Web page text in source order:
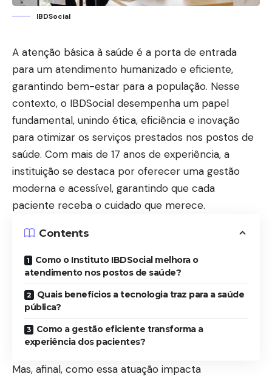
IBDSocial
A atenção básica à saúde é a porta de entrada
para um atendimento humanizado e eficiente,
garantindo bem-estar para a população. Nesse
contexto, o IBDSocial desempenha um papel
fundamental, unindo ética, eficiência e inovação
para otimizar os serviços prestados nos postos de
saúde. Com mais de 17 anos de experiência, a
instituição se destaca por oferecer uma gestão
moderna e acessível, garantindo que cada
paciente receba o cuidado que merece.
Contents
Como o Instituto IBDSocial melhora o
atendimento nos postos de saúde?
Quais benefícios a tecnologia traz para a saúde
pública?
Como a gestão eficiente transforma a
experiência dos pacientes?
Mas, afinal, como essa atuação impacta